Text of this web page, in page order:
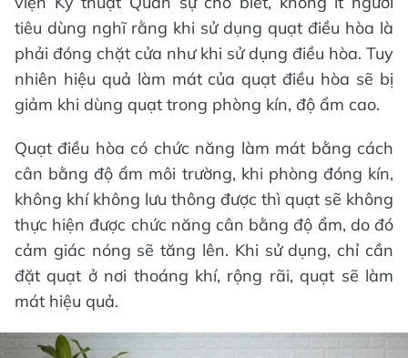
tiêu dùng nghĩ rằng khi sử dụng quạt điều hòa là
phải đóng chặt cửa như khi sử dụng điều hòa. Tuy
nhiên hiệu quả làm mát của quạt điều hòa sẽ bị
giảm khi dùng quạt trong phòng kín, độ ẩm cao.
Quạt điều hòa có chức năng làm mát bằng cách
cân bằng độ ẩm môi trường, khi phòng đóng kín,
không khí không lưu thông được thì quạt sẽ không
thực hiện được chức năng cân bằng độ ẩm, do đó
cảm giác nóng sẽ tăng lên. Khi sử dụng, chỉ cần
đặt quạt ở nơi thoáng khí, rộng rãi, quạt sẽ làm
mát hiệu quả.